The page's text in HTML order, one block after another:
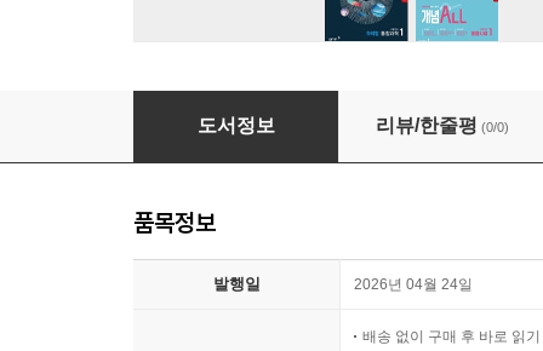
강력한 서울과기대 자연계 수리 논술 기출문제
도서정보 리뷰/한줄평 (0/0)
품목정보
발행일 2026년 04월 24일
배송 없이 구매 후 바로 읽기